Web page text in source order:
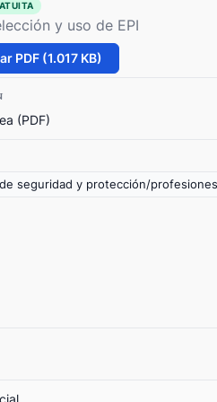
y uso de EPI
PDF (1.017 KB)
(PDF)
seguridad y protección/profesiones